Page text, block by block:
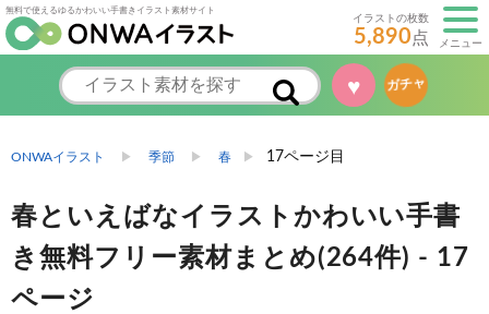
無料で使えるゆるかわいい手書きイラスト素材サイト
イラストの枚数
5,890点 メニュー
♥ ガチャ
ONWAイラスト 季節 春 17ページ目
春といえばなイラストかわいい手書
き無料フリー素材まとめ(264件) - 17
ページ